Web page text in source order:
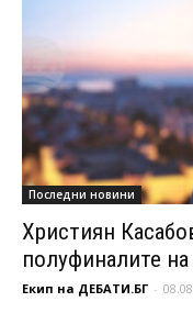
Последни новини
Християн
полуфиналите
Екип на ДЕБАТИ.БГ -